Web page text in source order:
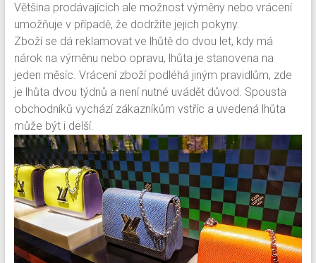
Většina prodávajících ale možnost výměny nebo vrácení
umožňuje v případě, že dodržíte jejich pokyny.
Zboží se dá reklamovat ve lhůtě do dvou let, kdy má
nárok na výměnu nebo opravu, lhůta je stanovena na
jeden měsíc. Vrácení zboží podléhá jiným pravidlům, zde
je lhůta dvou týdnů a není nutné uvádět důvod. Spousta
obchodníků vychází zákazníkům vstříc a uvedená lhůta
může být i delší.